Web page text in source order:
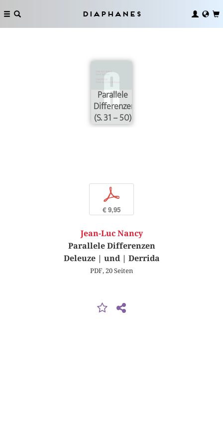
Diaphanes
Parallele
Differenzen
(S. 31 – 50)
p
€ 9,95
Jean-Luc Nancy
Parallele Differenzen
Deleuze | und | Derrida
PDF, 20 Seiten